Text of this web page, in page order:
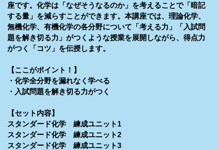
座です。化学は「なぜそうなるのか」を考えることで「暗記
する量」を減らすことができます。本講座では、理論化学、
無機化学、有機化学の各分野について「考える力」「入試問
題を解き切る力」がつくような授業を展開しながら、得点力
がつく「コツ」を伝授します。
【ここがポイント！】
・化学全分野を漏れなく学べる
・入試問題を解き切る力がつく
【セット内容】
スタンダード化学 練成ユニット1
スタンダード化学 練成ユニット2
スタンダード化学 練成ユニット3